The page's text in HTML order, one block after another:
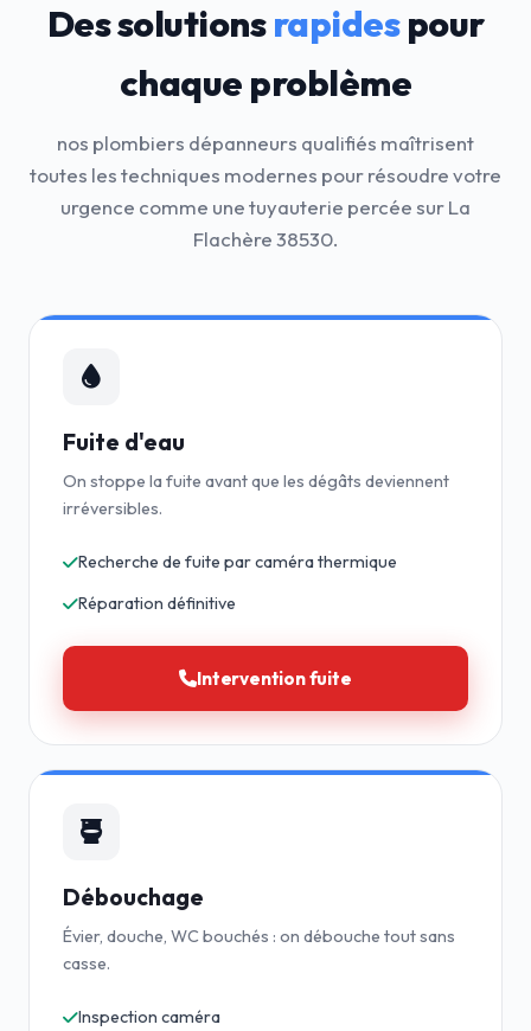
Des solutionsrapidespour
chaque problème
nos plombiers dépanneurs qualifiés maîtrisent
toutes les techniques modernes pour résoudre votre
urgence comme une tuyauterie percée sur La
Flachère 38530.
Fuite d'eau
On stoppe la fuite avant que les dégâts deviennent
irréversibles.
Recherche de fuite par caméra thermique
Réparation définitive
Intervention fuite
Débouchage
Évier, douche, WC bouchés : on débouche tout sans
casse.
Inspection caméra